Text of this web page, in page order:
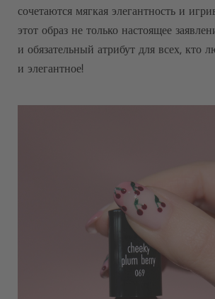
сочетаются мягкая элегантность и
этот образ не только настоящее
и обязательный атрибут для всех, кто
и элегантное!